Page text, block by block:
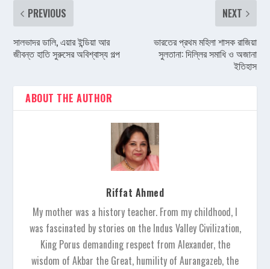
PREVIOUS
সালভাদর ডালি, এয়ার ইন্ডিয়া আর
জীবন্ত হাতি সুরুসের অবিশ্বাস্য গল্প
NEXT
ভারতের প্রথম মহিলা শাসক রাজিয়া
সুলতানা: দিল্লির সমাধি ও অজানা
ইতিহাস
ABOUT THE AUTHOR
Riffat Ahmed
My mother was a history teacher. From my childhood, I
was fascinated by stories on the Indus Valley Civilization,
King Porus demanding respect from Alexander, the
wisdom of Akbar the Great, humility of Aurangazeb, the